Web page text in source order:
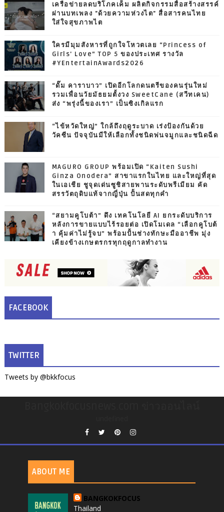
เครือข่ายลดบริโภคเค็ม ผลิตกิจกรรมสื่อสร้างสรรค์
ผ่านบทเพลง "ด้วยความห่วงไต" สื่อสารคนไทย
ใส่ใจสุขภาพไต
ใครมีมุมสังหารที่ถูกใจโหวตเลย “Princess of
Girls' Love” TOP 5 ของประเทศ รางวัล
#YEntertainAwards2026
“ดั๊ม คาราบาว” เปิดอีกโลกดนตรีของคนรุ่นใหม่
รวมเพื่อนวัยมัธยมตั้งวง SweetCane (สวีทเคน)
ส่ง “พรุ่งนี้ของเรา” เป็นซิงเกิลแรก
“ไข้หวัดใหญ่” ใกล้ถึงฤดูระบาด เร่งป้องกันด้วย
วัคซีน ปัจจุบันมีให้เลือกทั้งชนิดพ่นจมูกและชนิดฉีด
MAGURO GROUP พร้อมเปิด “Kaiten Sushi
Ginza Onodera” สาขาแรกในไทย และใหญ่ที่สุด
ในเอเชีย ชูจุดเด่นซูชิสายพานระดับพรีเมียม คัด
สรรวัตถุดิบแท้จากญี่ปุ่น ปั้นสดทุกคำ
“สยามคูโบต้า” ดึง เทคโนโลยี AI ยกระดับบริการ
หลังการขายแบบไร้รอยต่อ เปิดโมเดล “เลือกคูโบต้
า คุ้มค่าไม่รู้จบ” พร้อมปั้นช่างทักษะมืออาชีพ มุ่ง
เคียงข้างเกษตรกรทุกฤดูกาลทำงาน
FACEBOOK
TWITTER
Tweets by @bkkfocus
ABOUT ME
BANGKOKFOCUS
Thailand